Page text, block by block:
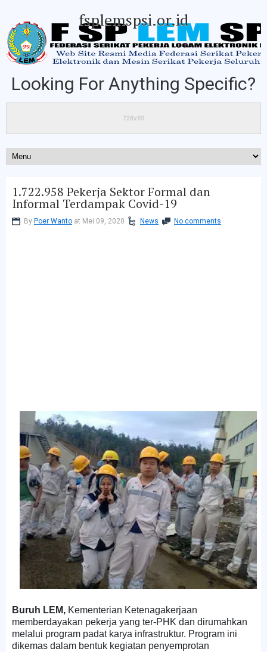
fsplemspsi.or.id
Looking For Anything Specific?
1.722.958 Pekerja Sektor Formal dan
Informal Terdampak Covid-19
By Poer Wanto at Mei 09, 2020 News No comments
Buruh LEM, Kementerian Ketenagakerjaan
memberdayakan pekerja yang ter-PHK dan dirumahkan
melalui program padat karya infrastruktur. Program ini
dikemas dalam bentuk kegiatan penyemprotan